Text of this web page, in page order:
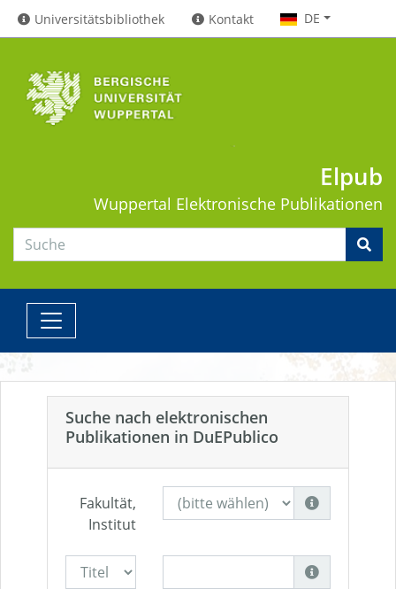
Universitätsbibliothek Kontakt DE
Elpub
Wuppertal Elektronische Publikationen
Suche nach elektronischen
Publikationen in DuEPublico
Fakultät,
Institut